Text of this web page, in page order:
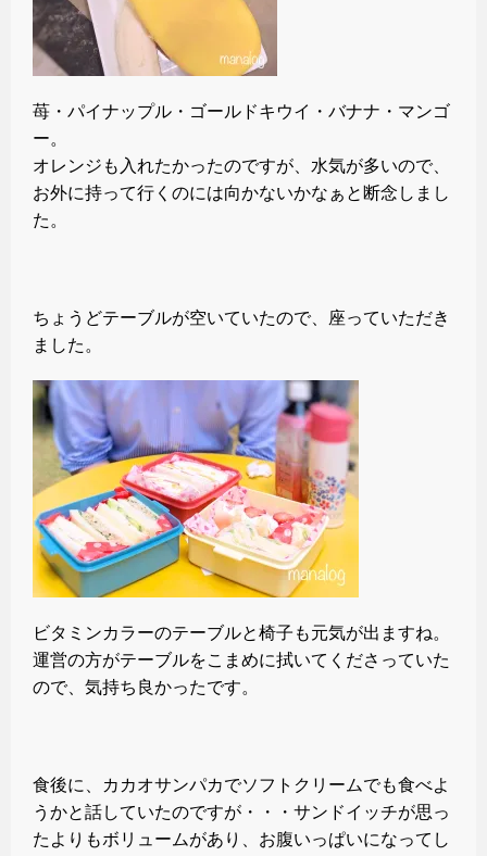
苺・パイナップル・ゴールドキウイ・バナナ・マンゴ
ー。
オレンジも入れたかったのですが、水気が多いので、
お外に持って行くのには向かないかなぁと断念しまし
た。
ちょうどテーブルが空いていたので、座っていただき
ました。
ビタミンカラーのテーブルと椅子も元気が出ますね。
運営の方がテーブルをこまめに拭いてくださっていた
ので、気持ち良かったです。
食後に、カカオサンパカでソフトクリームでも食べよ
うかと話していたのですが・・・サンドイッチが思っ
たよりもボリュームがあり、お腹いっぱいになってし